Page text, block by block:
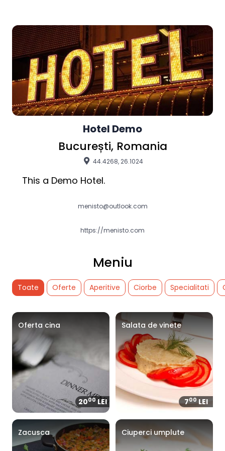
Hotel Demo
București, Romania
44.4268, 26.1024
This a Demo Hotel.
menisto@outlook.com
https://menisto.com
Meniu
Toate Oferte Aperitive Ciorbe Specialitati
Oferta cina
2000 LEI
Salata de vinete
700 LEI
Zacusca Ciuperci umplute